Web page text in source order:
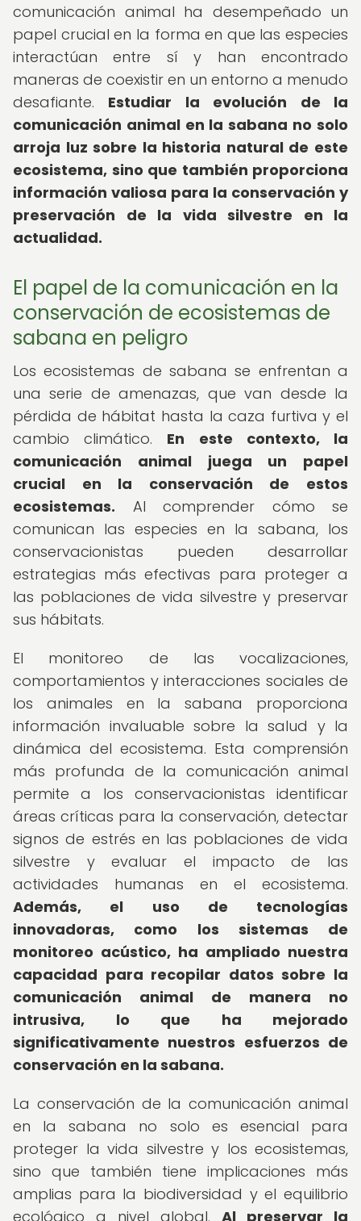
comunicación animal ha desempeñado un
papel crucial en la forma en que las especies
interactúan entre sí y han encontrado
maneras de coexistir en un entorno a menudo
desafiante. Estudiar la evolución de la
comunicación animal en la sabana no solo
arroja luz sobre la historia natural de este
ecosistema, sino que también proporciona
información valiosa para la conservación y
preservación de la vida silvestre en la
actualidad.
El papel de la comunicación en la
conservación de ecosistemas de
sabana en peligro
Los ecosistemas de sabana se enfrentan a
una serie de amenazas, que van desde la
pérdida de hábitat hasta la caza furtiva y el
cambio climático. En este contexto, la
comunicación animal juega un papel
crucial en la conservación de estos
ecosistemas. Al comprender cómo se
comunican las especies en la sabana, los
conservacionistas pueden desarrollar
estrategias más efectivas para proteger a
las poblaciones de vida silvestre y preservar
sus hábitats.
El monitoreo de las vocalizaciones,
comportamientos y interacciones sociales de
los animales en la sabana proporciona
información invaluable sobre la salud y la
dinámica del ecosistema. Esta comprensión
más profunda de la comunicación animal
permite a los conservacionistas identificar
áreas críticas para la conservación, detectar
signos de estrés en las poblaciones de vida
silvestre y evaluar el impacto de las
actividades humanas en el ecosistema.
Además, el uso de tecnologías
innovadoras, como los sistemas de
monitoreo acústico, ha ampliado nuestra
capacidad para recopilar datos sobre la
comunicación animal de manera no
intrusiva, lo que ha mejorado
significativamente nuestros esfuerzos de
conservación en la sabana.
La conservación de la comunicación animal
en la sabana no solo es esencial para
proteger la vida silvestre y los ecosistemas,
sino que también tiene implicaciones más
amplias para la biodiversidad y el equilibrio
ecológico a nivel global. Al preservar la